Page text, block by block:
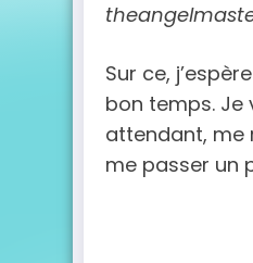
Sur ce,
bon temps. Je
attendant, me
me passer un